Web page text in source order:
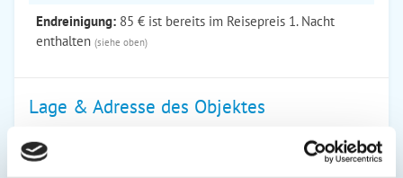
Endreinigung: 85 € ist bereits im Reisepreis 1. Nacht
enthalten (siehe oben)
Lage & Adresse des Objektes
Strandpalais, Ferienwohnung Luv
Strandweg 7